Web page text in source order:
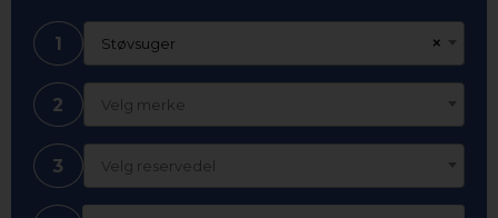
1 ×
Støvsuger
2 Velg merke
3 Velg reservedel